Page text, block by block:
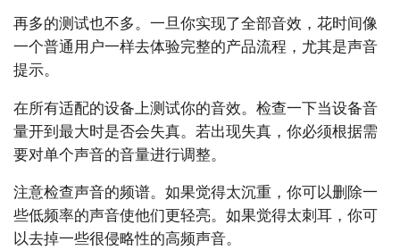
再多的测试也不多。一旦你实现了全部音效，花时间像
一个普通用户一样去体验完整的产品流程，尤其是声音
提示。
在所有适配的设备上测试你的音效。检查一下当设备音
量开到最大时是否会失真。若出现失真，你必须根据需
要对单个声音的音量进行调整。
注意检查声音的频谱。如果觉得太沉重，你可以删除一
些低频率的声音使他们更轻亮。如果觉得太刺耳，你可
以去掉一些很侵略性的高频声音。